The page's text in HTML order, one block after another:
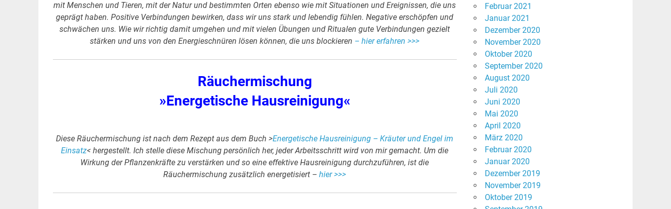
mit Menschen und Tieren, mit der Natur und bestimmten Orten ebenso wie mit Situationen und Ereignissen, die uns
geprägt haben. Positive Verbindungen bewirken, dass wir uns stark und lebendig fühlen. Negative erschöpfen und
schwächen uns. Wie wir richtig damit umgehen und mit vielen Übungen und Ritualen gute Verbindungen gezielt
stärken und uns von den Energieschnüren lösen können, die uns blockieren – hier erfahren >>>
Räuchermischung
»Energetische Hausreinigung«
Diese Räuchermischung ist nach dem Rezept aus dem Buch >Energetische Hausreinigung – Kräuter und Engel im
Einsatz< hergestellt. Ich stelle diese Mischung persönlich her, jeder Arbeitsschritt wird von mir gemacht. Um die
Wirkung der Pflanzenkräfte zu verstärken und so eine effektive Hausreinigung durchzuführen, ist die
Räuchermischung zusätzlich energetisiert –hier >>>
Februar 2021
Januar 2021
Dezember 2020
November 2020
Oktober 2020
September 2020
August 2020
Juli 2020
Juni 2020
Mai 2020
April 2020
März 2020
Februar 2020
Januar 2020
Dezember 2019
November 2019
Oktober 2019